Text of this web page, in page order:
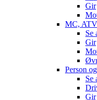
Gir
MC,
Se
Gir
Person
Se
Gir